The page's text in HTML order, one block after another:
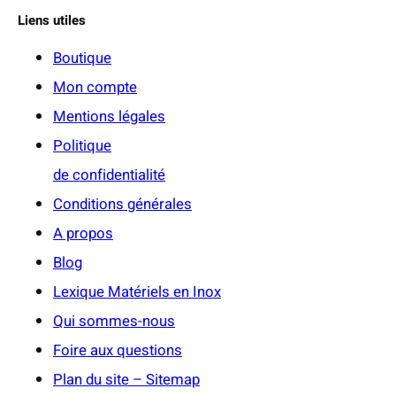
Liens utiles
Boutique
Mon compte
Mentions légales
Politique
de confidentialité
Conditions générales
A propos
Blog
Lexique Matériels en Inox
Qui sommes-nous
Foire aux questions
Plan du site – Sitemap